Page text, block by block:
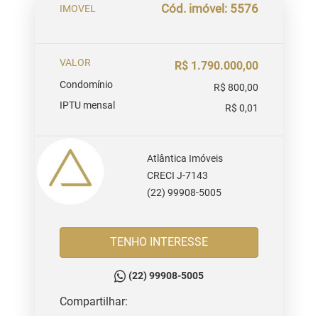
IMOVEL Cód. imóvel: 5576
VALOR R$ 1.790.000,00
Condomínio
R$ 800,00
IPTU mensal
R$ 0,01
Atlântica Imóveis
CRECI J-7143
(22) 99908-5005
TENHO INTERESSE
(22) 99908-5005
Compartilhar: